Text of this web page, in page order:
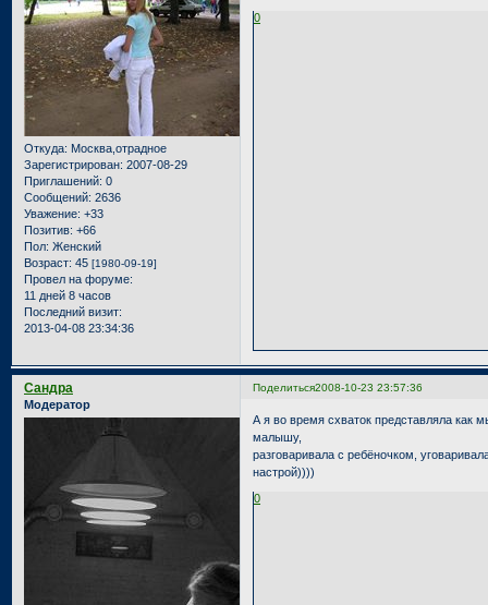
Откуда: Москва,отрадное
Зарегистрирован: 2007-08-29
Приглашений: 0
Сообщений: 2636
Уважение: +33
Позитив: +66
Пол: Женский
Возраст: 45 [1980-09-19]
Провел на форуме:
11 дней 8 часов
Последний визит:
2013-04-08 23:34:36
0
Поделиться2008-10-23 23:57:36
Сандра
Модератор
А я во время схваток представляла как
малышу,
разговаривала с ребёночком,
настрой))))
0